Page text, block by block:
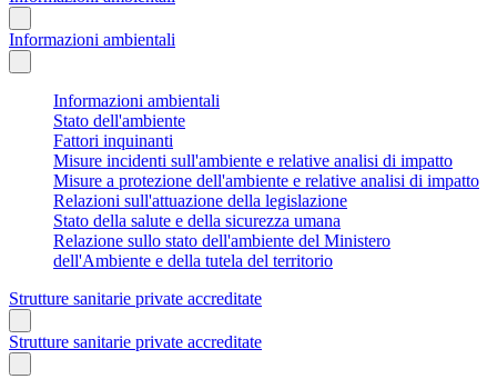
Informazioni ambientali
Informazioni ambientali
Stato dell'ambiente
Fattori inquinanti
Misure incidenti sull'ambiente e relative analisi di impatto
Misure a protezione dell'ambiente e relative analisi di impatto
Relazioni sull'attuazione della legislazione
Stato della salute e della sicurezza umana
Relazione sullo stato dell'ambiente del Ministero
dell'Ambiente e della tutela del territorio
Strutture sanitarie private accreditate
Strutture sanitarie private accreditate